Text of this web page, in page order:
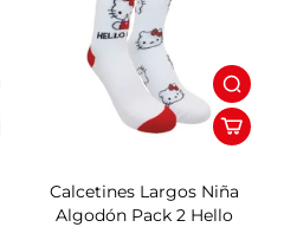
Calcetines Largos Niña
Algodón Pack 2 Hello